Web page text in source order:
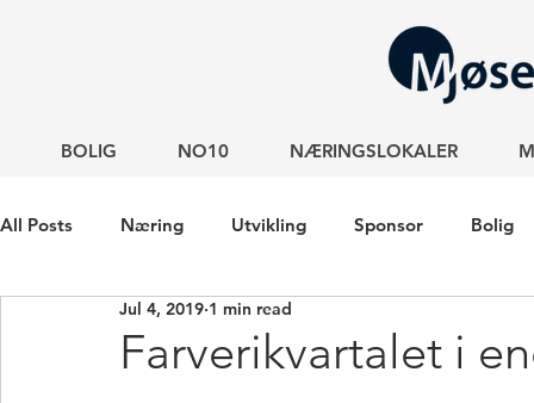
BOLIG NO10 NÆRINGSLOKALER
All Posts Næring Utvikling Sponsor Bolig
Farverikvartalet i
Jul 4, 2019 1 min read